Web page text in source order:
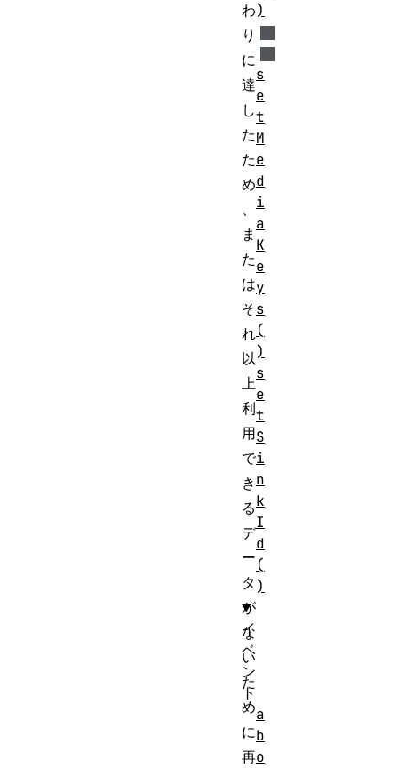
わ
り
に
達
し
た
た
め
、
ま
た
は
そ
れ
以
上
利
用
で
き
る
デ
ー
タ
が
な
い
た
め
に
再
)
s
e
t
M
e
d
i
a
K
e
y
s
(
)
s
e
t
S
i
n
k
I
d
(
)
イ
ベ
ン
ト
a
b
o